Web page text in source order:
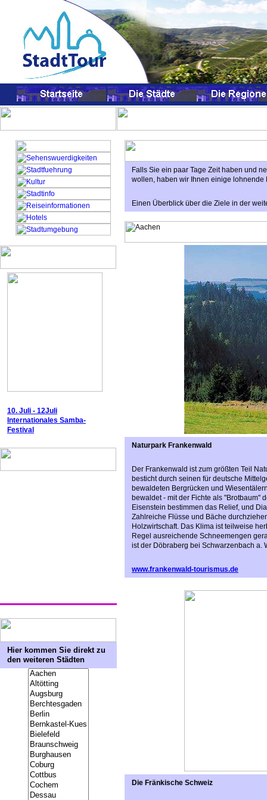
10. Juli - 12Juli
Internationales Samba-
Festival
Hier kommen Sie direkt zu
den weiteren Städten
Falls Sie ein paar Tage Zeit haben und
wollen, haben wir Ihnen einige
Einen Überblick über die Ziele in der
Naturpark Frankenwald
Der Frankenwald ist zum größten Teil
besticht durch seinen für deutsche
bewaldeten Bergrücken und
bewaldet - mit der Fichte als "Brotbaum"
Eisenstein bestimmen das Relief, und
Zahlreiche Flüsse und Bäche
Holzwirtschaft. Das Klima ist teilweise
Regel ausreichende Schneemengen
ist der Döbraberg bei Schwarzenbach a.
www.frankenwald-tourismus.de
Die Fränkische Schweiz